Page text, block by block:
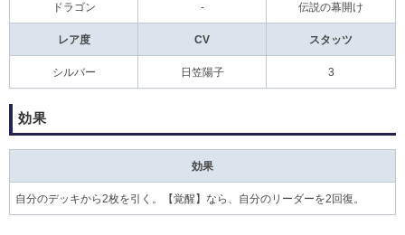
ドラゴン - 伝説の幕開け
レア度 CV スタッツ
シルバー 日笠陽子 3
効果
効果
自分のデッキから2枚を引く。【覚醒】なら、自分のリーダーを2回復。